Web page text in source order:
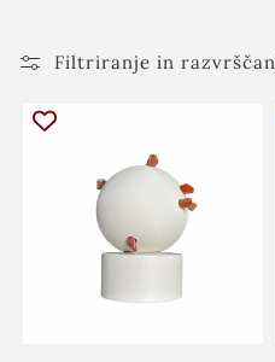
Filtriranje in